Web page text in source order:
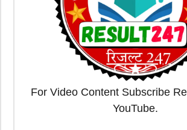
For Video Content Subscribe
YouTube.